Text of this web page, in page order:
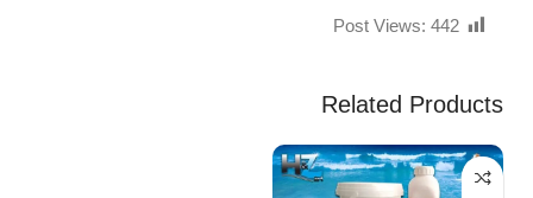
Post Views: 442
Related Products